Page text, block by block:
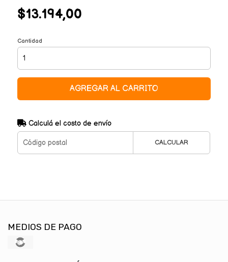
$13.194,00
Cantidad
AGREGAR AL CARRITO
Calculá el costo de envío
CALCULAR
MEDIOS DE PAGO